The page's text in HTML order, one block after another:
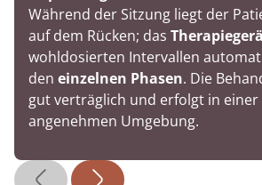
Während der Sitzung liegt der
auf dem Rücken; das
wohldosierten Intervallen
den einzelnen Phasen. Die
gut verträglich und erfolgt in einer
angenehmen Umgebung.